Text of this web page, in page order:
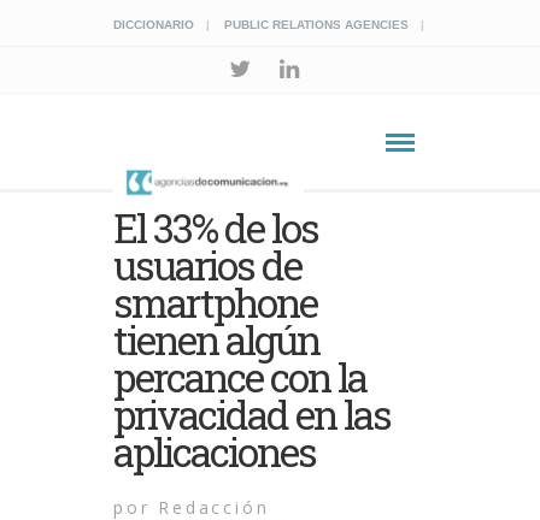
DICCIONARIO PUBLIC RELATIONS AGENCIES
El 33% de los
usuarios de
smartphone
tienen algún
percance con la
privacidad en las
aplicaciones
por Redacción